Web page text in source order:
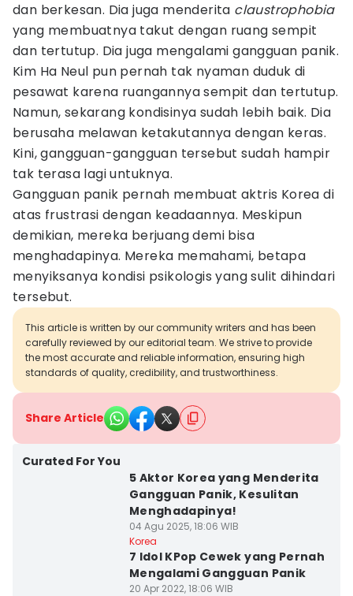
dan berkesan. Dia juga menderita claustrophobia
yang membuatnya takut dengan ruang sempit
dan tertutup. Dia juga mengalami gangguan panik.
Kim Ha Neul pun pernah tak nyaman duduk di
pesawat karena ruangannya sempit dan tertutup.
Namun, sekarang kondisinya sudah lebih baik. Dia
berusaha melawan ketakutannya dengan keras.
Kini, gangguan-gangguan tersebut sudah hampir
tak terasa lagi untuknya.
Gangguan panik pernah membuat aktris Korea di
atas frustrasi dengan keadaannya. Meskipun
demikian, mereka berjuang demi bisa
menghadapinya. Mereka memahami, betapa
menyiksanya kondisi psikologis yang sulit dihindari
tersebut.
This article is written by our community writers and has been
carefully reviewed by our editorial team. We strive to provide
the most accurate and reliable information, ensuring high
standards of quality, credibility, and trustworthiness.
Share Article
Curated For You
5 Aktor Korea yang Menderita
Gangguan Panik, Kesulitan
Menghadapinya!
04 Agu 2025, 18:06 WIB
Korea
7 Idol KPop Cewek yang Pernah
Mengalami Gangguan Panik
20 Apr 2022, 18:06 WIB